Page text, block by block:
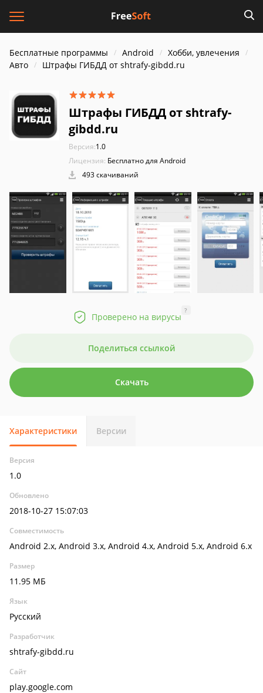
Бесплатные программы Android
Хобби, увлечения
Авто
Штрафы ГИБДД от shtrafy-gibdd.ru
Штрафы ГИБДД от shtrafy-
gibdd.ru
Версия:1.0
Лицензия: Бесплатно для Android
493 скачиваний
Проверено на вирусы
?
Поделиться ссылкой
Скачать
Характеристики Версии
Версия
1.0
Обновлено
2018-10-27 15:07:03
Совместимость
Android 2.x, Android 3.x, Android 4.x, Android 5.x, Android 6.x
Размер
11.95 МБ
Язык
Русский
Разработчик
shtrafy-gibdd.ru
Сайт
play.google.com